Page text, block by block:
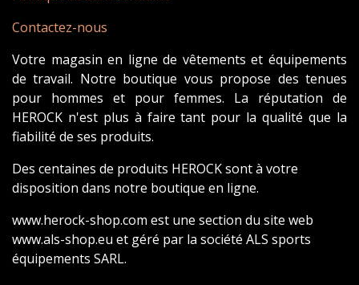
Contactez-nous
Votre magasin en ligne de vêtements et équipements
de travail. Notre boutique vous propose des tenues
pour hommes et pour femmes. La réputation de
HEROCK n'est plus à faire tant pour la qualité que la
fiabilité de ses produits.
Des centaines de produits HEROCK sont à votre
disposition dans notre boutique en ligne.
www.herock-shop.com est une section du site web
www.als-shop.eu et géré par la société ALS sports
équipements SARL.